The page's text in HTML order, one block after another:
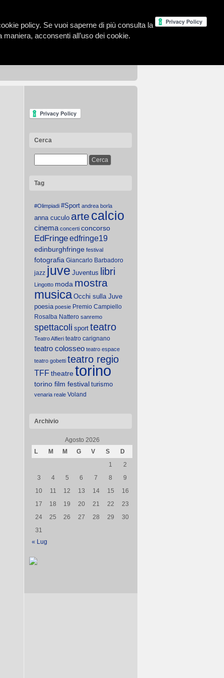
Cerca
Tag
#Olimpiadi #Sport andrea borla
anna cuculo arte calcio
cinema concerti concorso
EdFringeedfringe19
edinburghfringe festival
fotografia Giancarlo Barbadoro
jazz juve Juventus libri
Lingotto moda mostra
musica Occhi sulla Juve
poesia poesie Premio Campiello
Rosalba Nattero sanremo
spettacoli sport teatro
Teatro Alfieri teatro carignano
teatro colosseo teatro espace
teatro gobetti teatro regio
TFFtheatretorino
torino film festival turismo
venaria reale Voland
Archivio
Agosto 2026
L
M M G V S
D
1
2
3
4 5 6 7 8
9
10
11 12 13 14 15
16
17
18 19 20 21 22
23
24
25 26 27 28 29
30
31
« Lug
policy. Se vuoi saperne di più consulta la
acconsenti all’uso dei cookie.